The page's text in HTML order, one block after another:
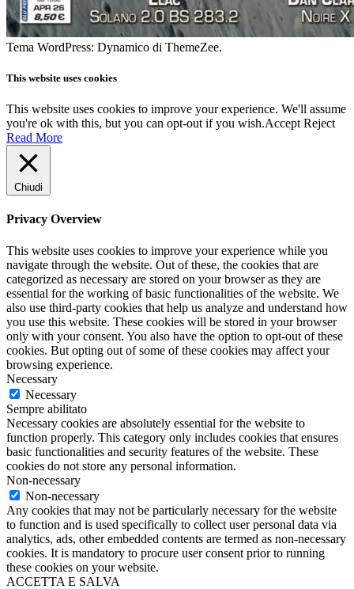
Tema WordPress: Dynamico di ThemeZee.
This website uses cookies
This website uses cookies to improve your experience. We'll assume
you're ok with this, but you can opt-out if you wish.Accept Reject
Read More
Chiudi
Privacy Overview
This website uses cookies to improve your experience while you
navigate through the website. Out of these, the cookies that are
categorized as necessary are stored on your browser as they are
essential for the working of basic functionalities of the website. We
also use third-party cookies that help us analyze and understand how
you use this website. These cookies will be stored in your browser
only with your consent. You also have the option to opt-out of these
cookies. But opting out of some of these cookies may affect your
browsing experience.
Necessary
Necessary
Sempre abilitato
Necessary cookies are absolutely essential for the website to
function properly. This category only includes cookies that ensures
basic functionalities and security features of the website. These
cookies do not store any personal information.
Non-necessary
Non-necessary
Any cookies that may not be particularly necessary for the website
to function and is used specifically to collect user personal data via
analytics, ads, other embedded contents are termed as non-necessary
cookies. It is mandatory to procure user consent prior to running
these cookies on your website.
ACCETTA E SALVA